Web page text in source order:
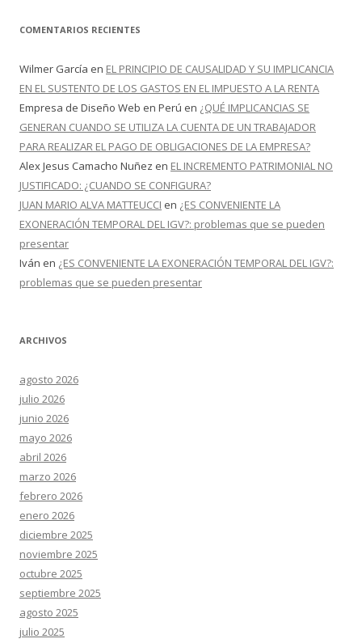
COMENTARIOS RECIENTES
Wilmer García en EL PRINCIPIO DE CAUSALIDAD Y SU IMPLICANCIA
EN EL SUSTENTO DE LOS GASTOS EN EL IMPUESTO A LA RENTA
Empresa de Diseño Web en Perú en ¿QUÉ IMPLICANCIAS SE
GENERAN CUANDO SE UTILIZA LA CUENTA DE UN TRABAJADOR
PARA REALIZAR EL PAGO DE OBLIGACIONES DE LA EMPRESA?
Alex Jesus Camacho Nuñez en EL INCREMENTO PATRIMONIAL NO
JUSTIFICADO: ¿CUANDO SE CONFIGURA?
JUAN MARIO ALVA MATTEUCCI en ¿ES CONVENIENTE LA
EXONERACIÓN TEMPORAL DEL IGV?: problemas que se pueden
presentar
Iván en ¿ES CONVENIENTE LA EXONERACIÓN TEMPORAL DEL IGV?:
problemas que se pueden presentar
ARCHIVOS
agosto 2026
julio 2026
junio 2026
mayo 2026
abril 2026
marzo 2026
febrero 2026
enero 2026
diciembre 2025
noviembre 2025
octubre 2025
septiembre 2025
agosto 2025
julio 2025